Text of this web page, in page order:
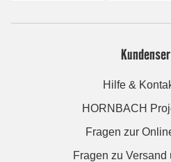
Hilfe &
HORNBACH
Fragen zur
Fragen zu Versand